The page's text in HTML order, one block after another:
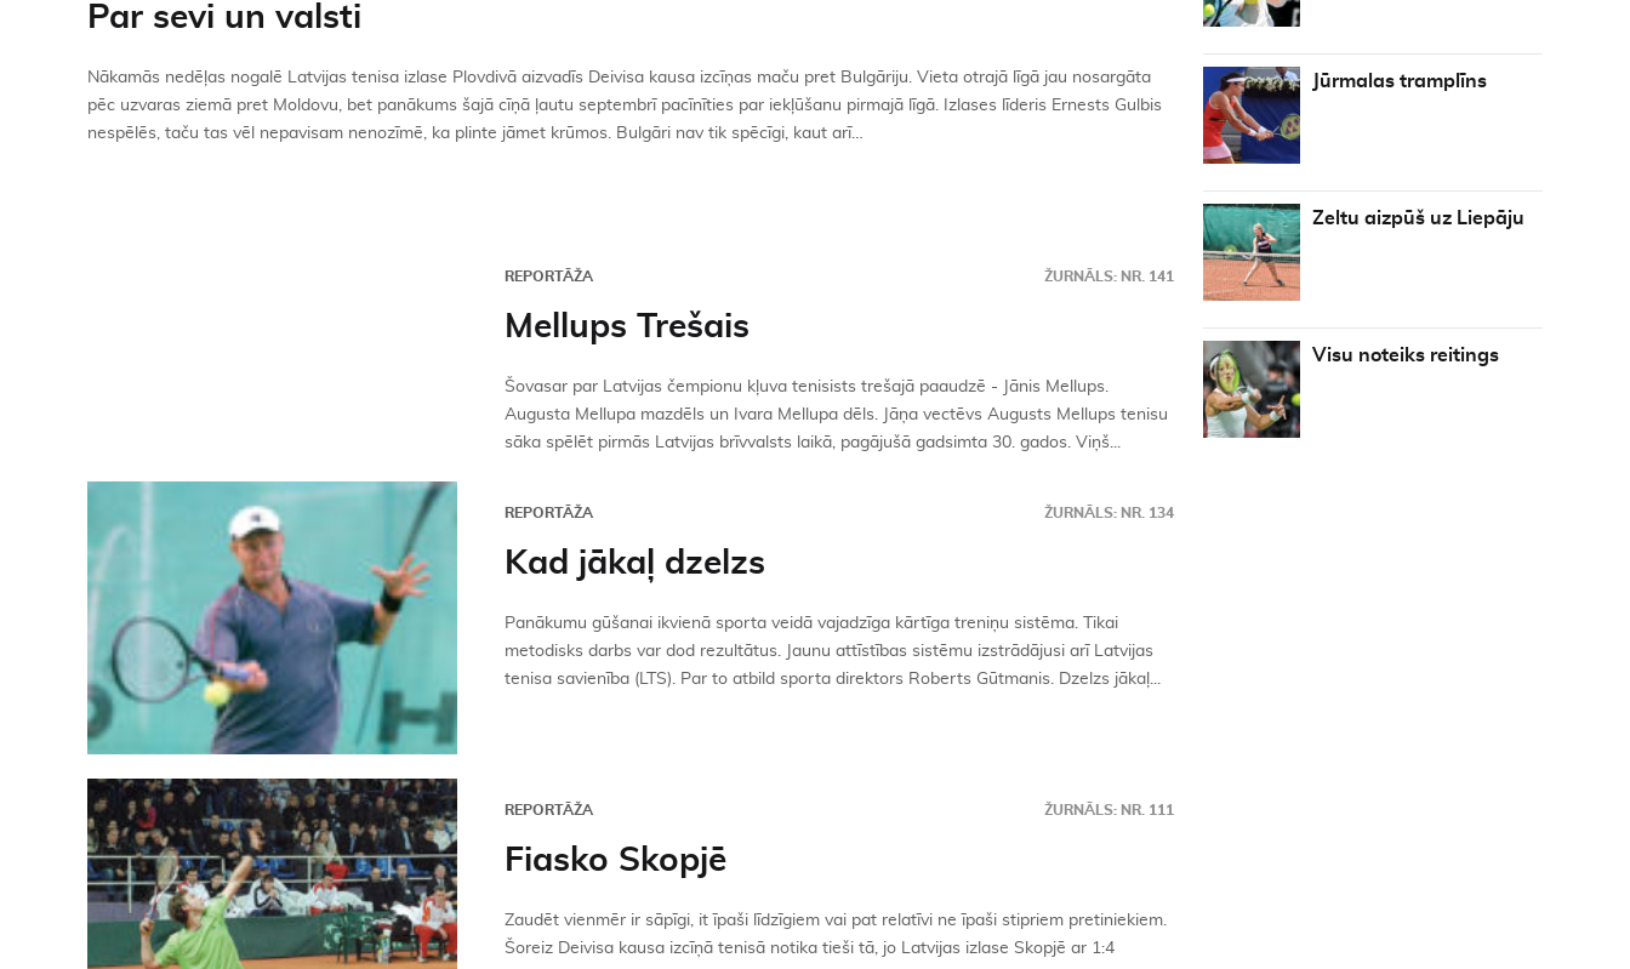
Par sevi un valsti
Nākamās nedēļas nogalē Latvijas tenisa izlase Plovdivā aizvadīs Deivisa kausa izcīņas maču pret Bulgāriju. Vieta otrajā līgā jau nosargāta
pēc uzvaras ziemā pret Moldovu, bet panākums šajā cīņā ļautu septembrī pacīnīties par iekļūšanu pirmajā līgā. Izlases līderis Ernests Gulbis
nespēlēs, taču tas vēl nepavisam nenozīmē, ka plinte jāmet krūmos. Bulgāri nav tik spēcīgi, kaut arī…
REPORTĀŽA ŽURNĀLS: NR. 141
Mellups Trešais
Šovasar par Latvijas čempionu kļuva tenisists trešajā paaudzē - Jānis Mellups.
Augusta Mellupa mazdēls un Ivara Mellupa dēls. Jāņa vectēvs Augusts Mellups tenisu
sāka spēlēt pirmās Latvijas brīvvalsts laikā, pagājušā gadsimta 30. gados. Viņš...
REPORTĀŽA ŽURNĀLS: NR. 134
Kad jākaļ dzelzs
Panākumu gūšanai ikvienā sporta veidā vajadzīga kārtīga treniņu sistēma. Tikai
metodisks darbs var dod rezultātus. Jaunu attīstības sistēmu izstrādājusi arī Latvijas
tenisa savienība (LTS). Par to atbild sporta direktors Roberts Gūtmanis. Dzelzs jākaļ...
REPORTĀŽA ŽURNĀLS: NR. 111
Fiasko Skopjē
Zaudēt vienmēr ir sāpīgi, it īpaši līdzīgiem vai pat relatīvi ne īpaši stipriem pretiniekiem.
Šoreiz Deivisa kausa izcīņā tenisā notika tieši tā, jo Latvijas izlase Skopjē ar 1:4
Jūrmalas tramplīns
Zeltu aizpūš uz Liepāju
Visu noteiks reitings